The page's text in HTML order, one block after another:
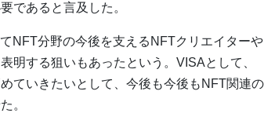
であると言及した。
NFT分野の今後を支えるNFTクリエイターや
明する狙いもあったという。VISAとして、
ていきたいとして、今後も今後もNFT関連の
。